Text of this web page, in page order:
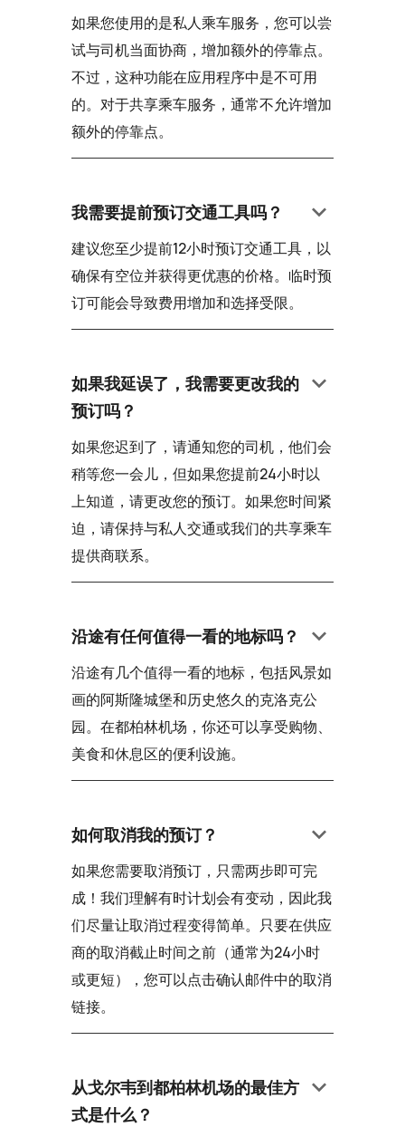
如果您使用的是私人乘车服务，您可以尝
试与司机当面协商，增加额外的停靠点。
不过，这种功能在应用程序中是不可用
的。对于共享乘车服务，通常不允许增加
额外的停靠点。
我需要提前预订交通工具吗？ keyboard_arrow_down
建议您至少提前12小时预订交通工具，以
确保有空位并获得更优惠的价格。临时预
订可能会导致费用增加和选择受限。
如果我延误了，我需要更改我的
预订吗？
keyboard_arrow_down
如果您迟到了，请通知您的司机，他们会
稍等您一会儿，但如果您提前24小时以
上知道，请更改您的预订。如果您时间紧
迫，请保持与私人交通或我们的共享乘车
提供商联系。
沿途有任何值得一看的地标吗？ keyboard_arrow_down
沿途有几个值得一看的地标，包括风景如
画的阿斯隆城堡和历史悠久的克洛克公
园。在都柏林机场，你还可以享受购物、
美食和休息区的便利设施。
如何取消我的预订？ keyboard_arrow_down
如果您需要取消预订，只需两步即可完
成！我们理解有时计划会有变动，因此我
们尽量让取消过程变得简单。只要在供应
商的取消截止时间之前（通常为24小时
或更短），您可以点击确认邮件中的取消
链接。
从戈尔韦到都柏林机场的最佳方
式是什么？
keyboard_arrow_down